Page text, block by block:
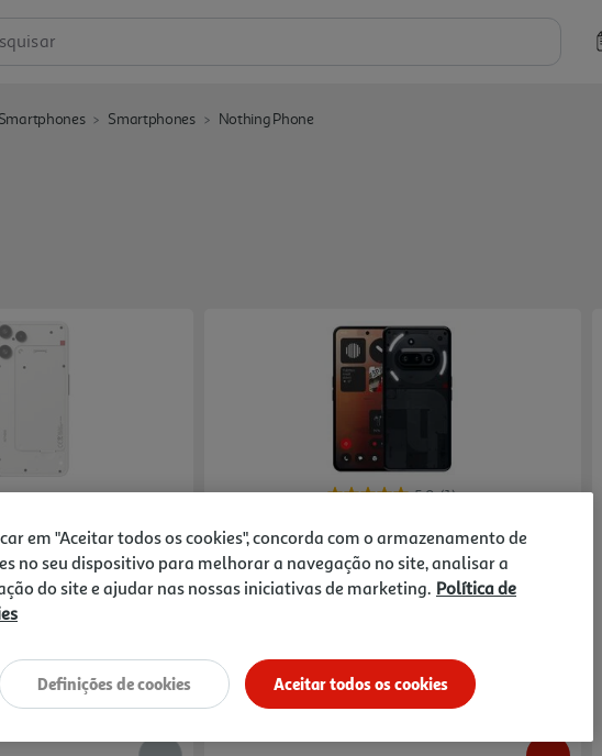
Smartphones Nothing Phone
(3a) Lite 8+128 White
online
5.0 (1)
Smartphone Nothing Phone (3a) 8+128 Black
273.99 €/un
10% DESCONTO IMEDIATO
0% juros com Cartão** TAEG 18,4%
em "Aceitar todos os cookies", concorda com o armazenamento de
no seu dispositivo para melhorar a navegação no site, analisar a
do site e ajudar nas nossas iniciativas de marketing. Política de
Aceitar todos os cookies
Definições de cookies